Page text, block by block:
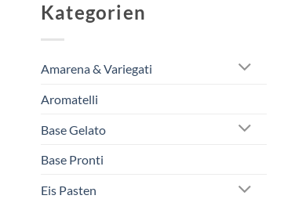
Kategorien
Amarena & Variegati
Aromatelli
Base Gelato
Base Pronti
Eis Pasten